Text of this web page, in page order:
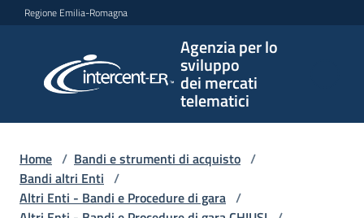
Vai al contenuto
Vai alla navigazione
Vai al footer
Regione Emilia-Romagna
Agenzia per lo
sviluppo
dei mercati
telematici
per lo
sviluppo
telematici
Home / Bandi e strumenti di acquisto /
Bandi altri Enti /
Altri Enti - Bandi e Procedure di gara /